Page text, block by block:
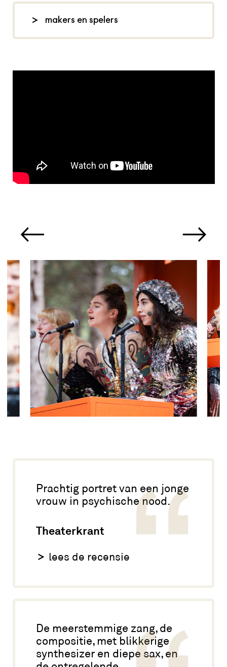
makers en spelers
Lammers, Renée de Graaff en Wieke
Glerum,
orkater.nl
Prachtig portret van een jonge
vrouw in psychische nood.
Theaterkrant
lees de recensie
De meerstemmige zang, de
compositie, met blikkerige
synthesizer en diepe sax, en